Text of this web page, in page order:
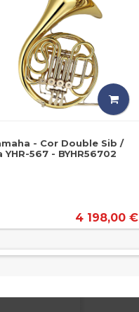
- Cor Double Sib /
YHR-567 - BYHR56702
4 198,00 €